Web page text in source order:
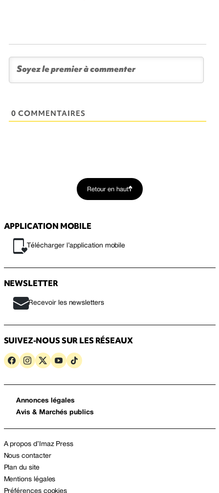
0 COMMENTAIRES
Retour en haut
APPLICATION MOBILE
Télécharger l’application mobile
NEWSLETTER
Recevoir les newsletters
SUIVEZ-NOUS SUR LES RÉSEAUX
Annonces légales
Avis & Marchés publics
A propos d’Imaz Press
Nous contacter
Plan du site
Mentions légales
Préférences cookies